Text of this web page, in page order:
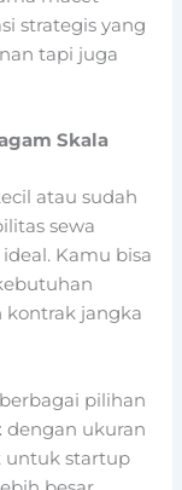
strategis yang
tapi juga
Skala
atau sudah
sewa
Kamu bisa
kontrak jangka
pilihan
dengan ukuran
untuk startup